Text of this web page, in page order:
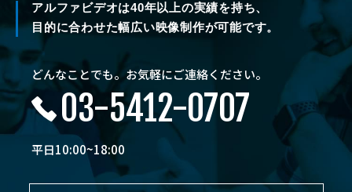
アルファビデオは40年以上の実績を持ち、
目的に合わせた幅広い映像制作が可能です。
どんなことでも。お気軽にご連絡ください。
03-5412-0707
平日10:00~18:00